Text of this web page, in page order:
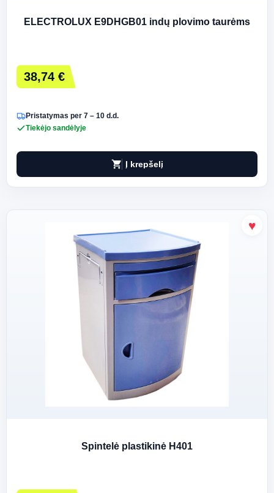
ELECTROLUX E9DHGB01 indų plovimo taurėms
38,74 €
Pristatymas per 7 – 10 d.d.
Tiekėjo sandėlyje
shopping_cart Į krepšelį
Spintelė plastikinė H401